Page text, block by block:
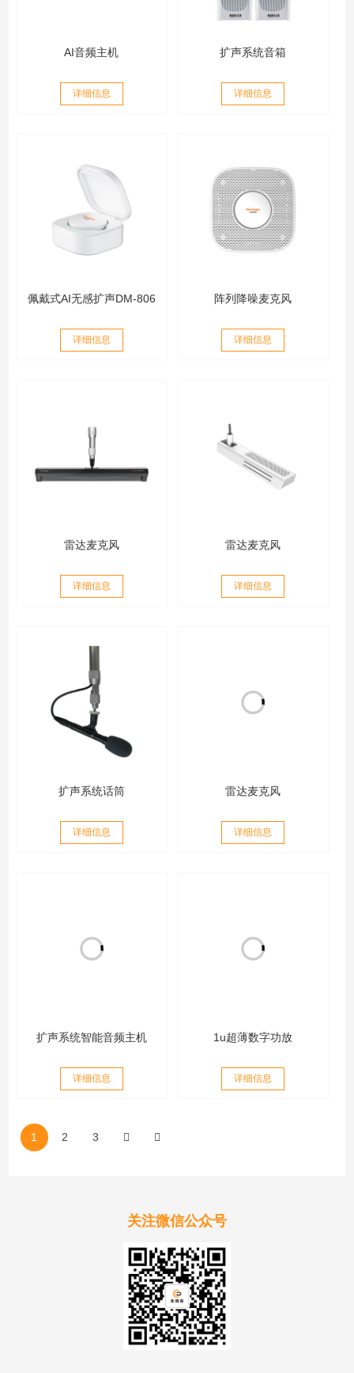
AI音频主机
详细信息
扩声系统音箱
详细信息
佩戴式AI无感扩声DM-806
详细信息
阵列降噪麦克风
详细信息
雷达麦克风
详细信息
雷达麦克风
详细信息
扩声系统话筒
详细信息
雷达麦克风
详细信息
扩声系统智能音频主机
详细信息
1u超薄数字功放
详细信息
1 2 3
关注微信公众号